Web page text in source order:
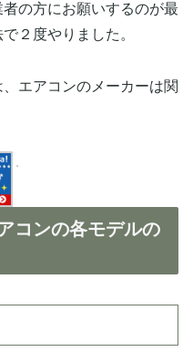
の方にお願いするのが最
２度やりました。
エアコンのメーカーは関
コンの各モデルの